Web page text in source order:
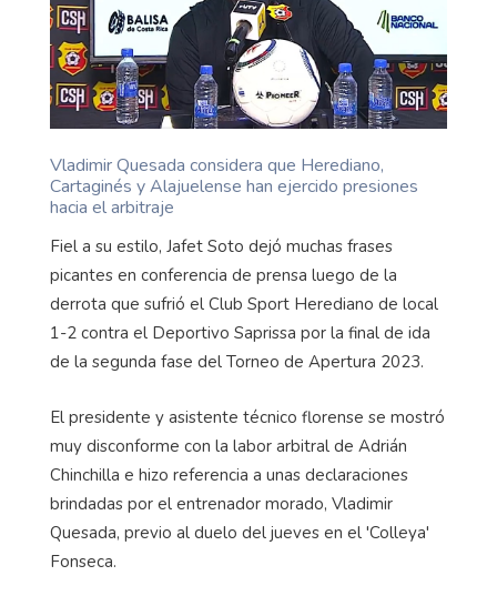
Vladimir Quesada considera que Herediano,
Cartaginés y Alajuelense han ejercido presiones
hacia el arbitraje
Fiel a su estilo, Jafet Soto dejó muchas frases
picantes en conferencia de prensa luego de la
derrota que sufrió el Club Sport Herediano de local
1-2 contra el Deportivo Saprissa por la final de ida
de la segunda fase del Torneo de Apertura 2023.
El presidente y asistente técnico florense se mostró
muy disconforme con la labor arbitral de Adrián
Chinchilla e hizo referencia a unas declaraciones
brindadas por el entrenador morado, Vladimir
Quesada, previo al duelo del jueves en el 'Colleya'
Fonseca.